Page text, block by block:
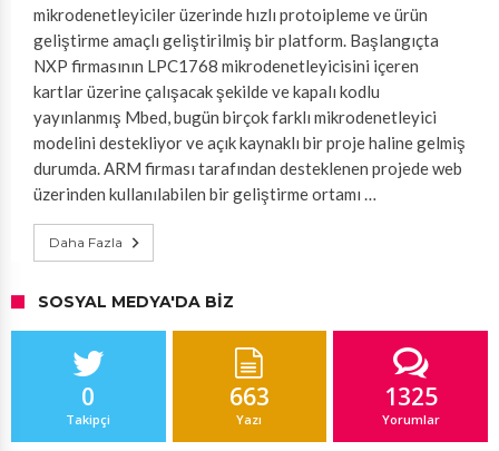
mikrodenetleyiciler üzerinde hızlı protoipleme ve ürün
geliştirme amaçlı geliştirilmiş bir platform. Başlangıçta
NXP firmasının LPC1768 mikrodenetleyicisini içeren
kartlar üzerine çalışacak şekilde ve kapalı kodlu
yayınlanmış Mbed, bugün birçok farklı mikrodenetleyici
modelini destekliyor ve açık kaynaklı bir proje haline gelmiş
durumda. ARM firması tarafından desteklenen projede web
üzerinden kullanılabilen bir geliştirme ortamı …
Daha Fazla
SOSYAL MEDYA'DA BIZ
0
Takipçi
663
Yazı
1325
Yorumlar